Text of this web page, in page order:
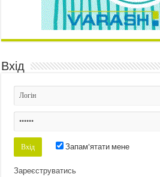
Вхід
Запам'ятати мене
Зареєструватись